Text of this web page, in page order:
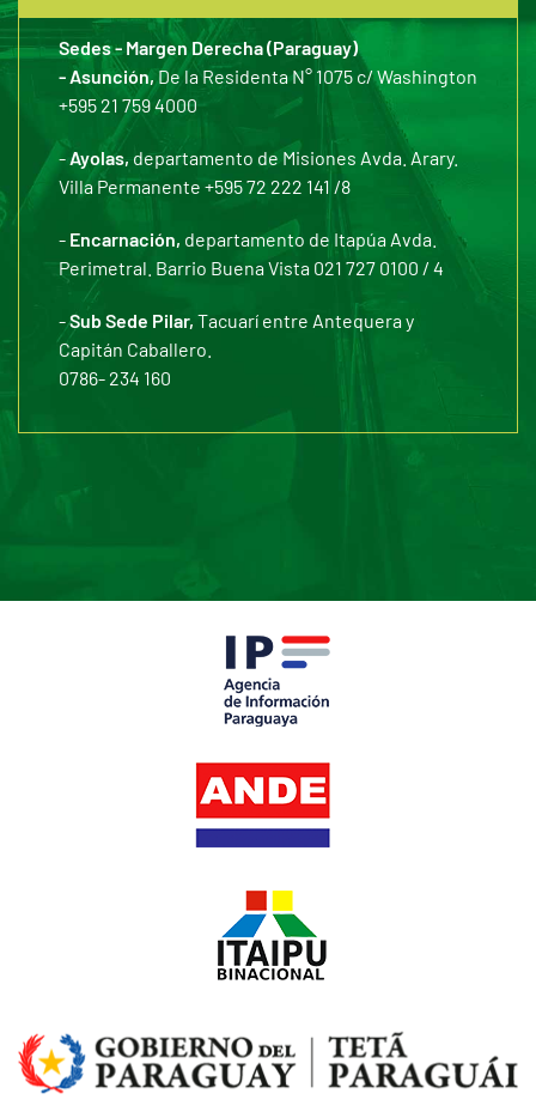
Sedes - Margen Derecha (Paraguay)
- Asunción,De la Residenta N° 1075 c/ Washington
+595 21 759 4000
- Ayolas, departamento de Misiones Avda. Arary.
Villa Permanente +595 72 222 141 /8
- Encarnación, departamento de Itapúa Avda.
Perimetral. Barrio Buena Vista 021 727 0100 / 4
-Sub Sede Pilar, Tacuarí entre Antequera y
Capitán Caballero.
0786- 234 160